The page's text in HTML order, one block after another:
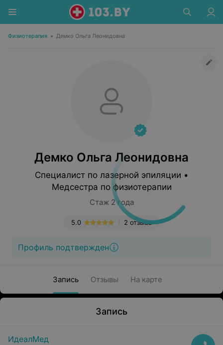
Физиотерапия • Демко Ольга Леонидовна
Демко Ольга Леонидовна
Специалист по лазерной эпиляции •
Медсестра по физиотерапии
Стаж 2 года
2 отзыва
5.0
Профиль подтвержден
Запись Отзывы На карте
Запись
ИдеалМед